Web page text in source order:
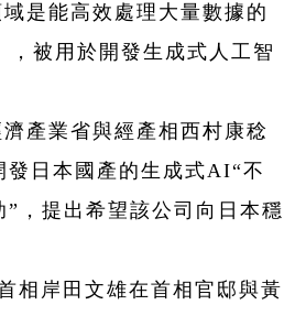
是能高效處理大量數據的
，被用於開發生成式人工智
產業省與經產相西村康稔
發日本國產的生成式AI“不
，提出希望該公司向日本穩
相岸田文雄在首相官邸與黃